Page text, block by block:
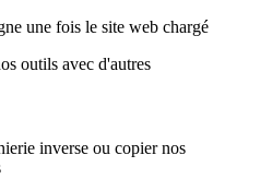
une fois le site web chargé
outils avec d'autres
inverse ou copier nos